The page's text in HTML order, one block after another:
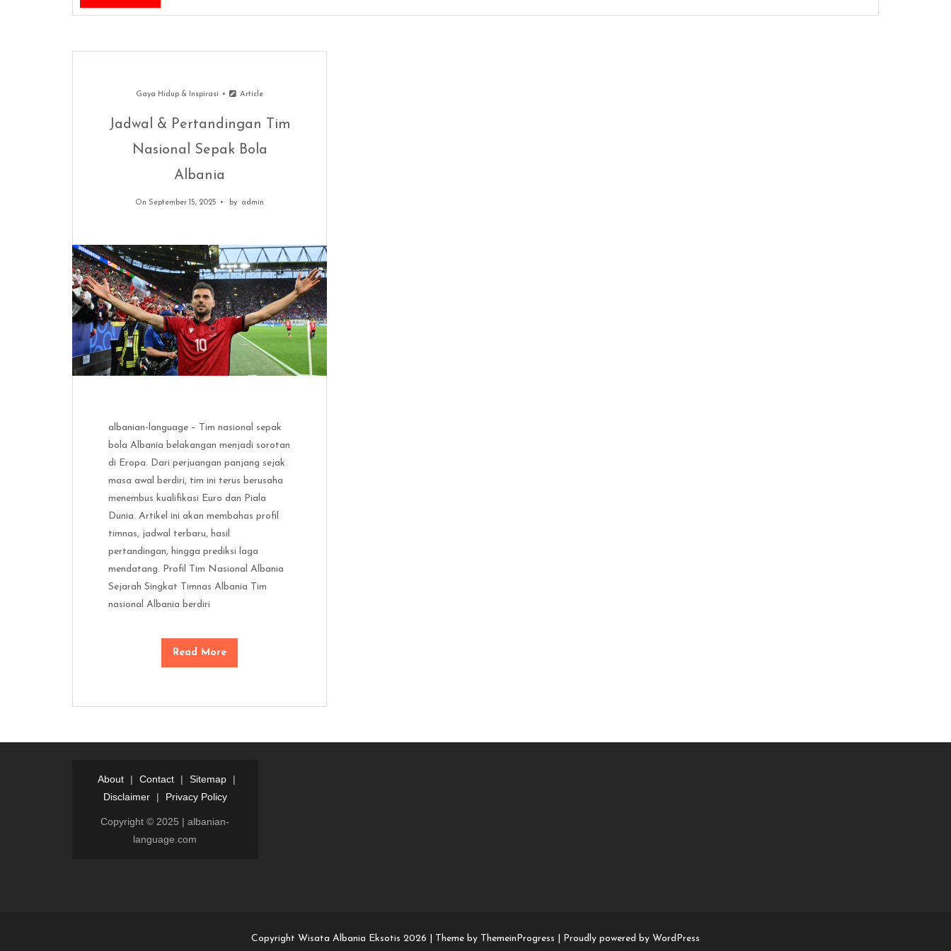
Gaya Hidup & Inspirasi Article
Jadwal & Pertandingan Tim
Nasional Sepak Bola
Albania
On September 15, 2025 by admin
albanian-language – Tim nasional sepak
bola Albania belakangan menjadi sorotan
di Eropa. Dari perjuangan panjang sejak
masa awal berdiri, tim ini terus berusaha
menembus kualifikasi Euro dan Piala
Dunia. Artikel ini akan membahas profil
timnas, jadwal terbaru, hasil
pertandingan, hingga prediksi laga
mendatang. Profil Tim Nasional Albania
Sejarah Singkat Timnas Albania Tim
nasional Albania berdiri
Read More
About | Contact | Sitemap
|
Disclaimer
| Privacy Policy
Copyright © 2025 | albanian-
language.com
Copyright Wisata Albania Eksotis 2026 |
Theme by ThemeinProgress Proudly powered by WordPress